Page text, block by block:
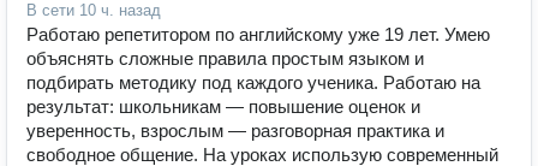
В сети 10 ч. назад
Работаю репетитором по английскому уже 19 лет. Умею
объяснять сложные правила простым языком и
подбирать методику под каждого ученика. Работаю на
результат: школьникам — повышение оценок и
уверенность, взрослым — разговорная практика и
свободное общение. На уроках использую современный